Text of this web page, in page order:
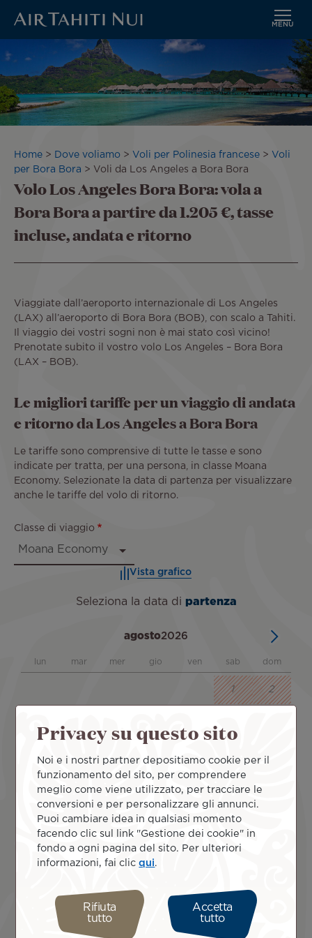
al
contenuto
principale
MENU
Briciole
di
pane
Home Dove voliamo Voli per Polinesia francese
Voli
per Bora Bora
Voli da Los Angeles a Bora Bora
Volo Los Angeles Bora Bora: vola a
Bora Bora a partire da 1.205 €, tasse
incluse, andata e ritorno
Viaggiate dall’aeroporto internazionale di Los Angeles
(LAX) all’aeroporto di Bora Bora (BOB), con scalo a Tahiti.
Il viaggio dei vostri sogni non è mai stato così vicino!
Prenotate subito il vostro volo Los Angeles – Bora Bora
(LAX – BOB).
Le migliori tariffe per un viaggio di andata
e ritorno da Los Angeles a Bora Bora
Le tariffe sono comprensive di tutte le tasse e sono
indicate per tratta, per una persona, in classe Moana
Economy. Selezionate la data di partenza per visualizzare
anche le tariffe del volo di ritorno.
Classe di viaggio
Vista grafico
Privacy su questo sito
Noi e i nostri partner depositiamo cookie per il
funzionamento del sito, per comprendere
meglio come viene utilizzato, per tracciare le
conversioni e per personalizzare gli annunci.
Puoi cambiare idea in qualsiasi momento
facendo clic sul link "Gestione dei cookie" in
fondo a ogni pagina del sito. Per ulteriori
informazioni, fai clicqui.
Rifiuta
tutto
Accetta
tutto